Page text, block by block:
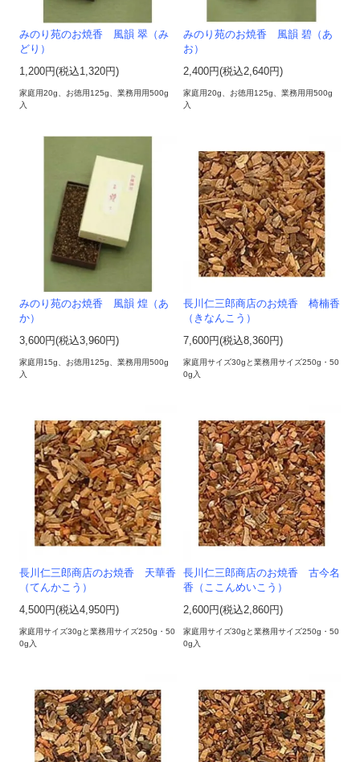
みのり苑のお焼香 風韻 翠（み
どり）
1,200円(税込1,320円)
家庭用20g、お徳用125g、業務用用500g
入
みのり苑のお焼香 風韻 碧（あ
お）
2,400円(税込2,640円)
家庭用20g、お徳用125g、業務用用500g
入
みのり苑のお焼香 風韻 煌（あ
か）
3,600円(税込3,960円)
家庭用15g、お徳用125g、業務用用500g
入
長川仁三郎商店のお焼香 椅楠香
（きなんこう）
7,600円(税込8,360円)
家庭用サイズ30gと業務用サイズ250g・50
0g入
長川仁三郎商店のお焼香 天華香
（てんかこう）
4,500円(税込4,950円)
家庭用サイズ30gと業務用サイズ250g・50
0g入
長川仁三郎商店のお焼香 古今名
香（ここんめいこう）
2,600円(税込2,860円)
家庭用サイズ30gと業務用サイズ250g・50
0g入